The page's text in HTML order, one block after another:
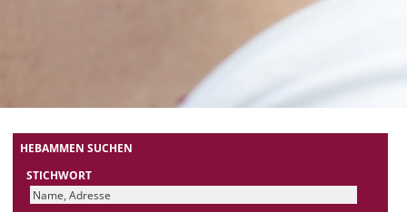
HEBAMMEN SUCHEN
STICHWORT